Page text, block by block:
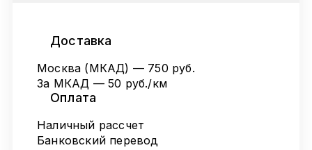
Доставка
Москва (МКАД) — 750 руб.
За МКАД — 50 руб./км
Оплата
Наличный рассчет
Банковский перевод